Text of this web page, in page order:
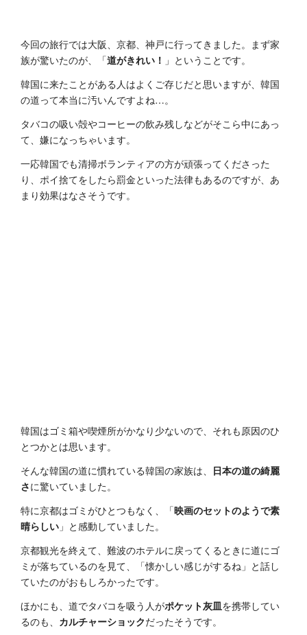
今回の旅行では大阪、京都、神戸に行ってきました。まず家
族が驚いたのが、「道がきれい！ 」ということです。
韓国に来たことがある人はよくご存じだと思いますが、韓国
の道って本当に汚いんですよね…。
タバコの吸い殻やコーヒーの飲み残しなどがそこら中にあっ
て、嫌になっちゃいます。
一応韓国でも清掃ボランティアの方が頑張ってくださった
り、ポイ捨てをしたら罰金といった法律もあるのですが、あ
まり効果はなさそうです。
韓国はゴミ箱や喫煙所がかなり少ないので、それも原因のひ
とつかとは思います。
そんな韓国の道に慣れている韓国の家族は、 日本の道の綺麗
さに驚いていました。
特に京都はゴミがひとつもなく、「映画のセットのようで素
晴らしい 」と感動していました。
京都観光を終えて、難波のホテルに戻ってくるときに道にゴ
ミが落ちているのを見て、「懐かしい感じがするね」と話し
ていたのがおもしろかったです。
ほかにも、道でタバコを吸う人がポケット灰皿を携帯してい
るのも、 カルチャーショックだったそうです。